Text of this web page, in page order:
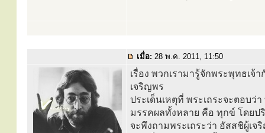
เมื่อ: 28 พ.ค. 2011, 11:50
เรื่อง พวกเรามารู้จักพระพุทธเ
เจริญพร
ประเด็นเหตุที่ พระเถระจะตอบว่
มรรคผลทั้งหลาย คือ ทุกข์ โดยป
จะพึงถามพระเถระว่า อัสสชิผู้เจ